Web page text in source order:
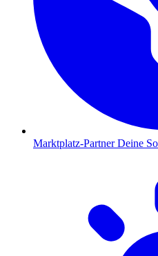
Marktplatz-Partner Deine